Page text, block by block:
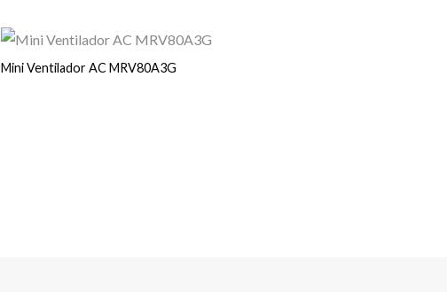
Mini Ventilador AC MRV80A3G